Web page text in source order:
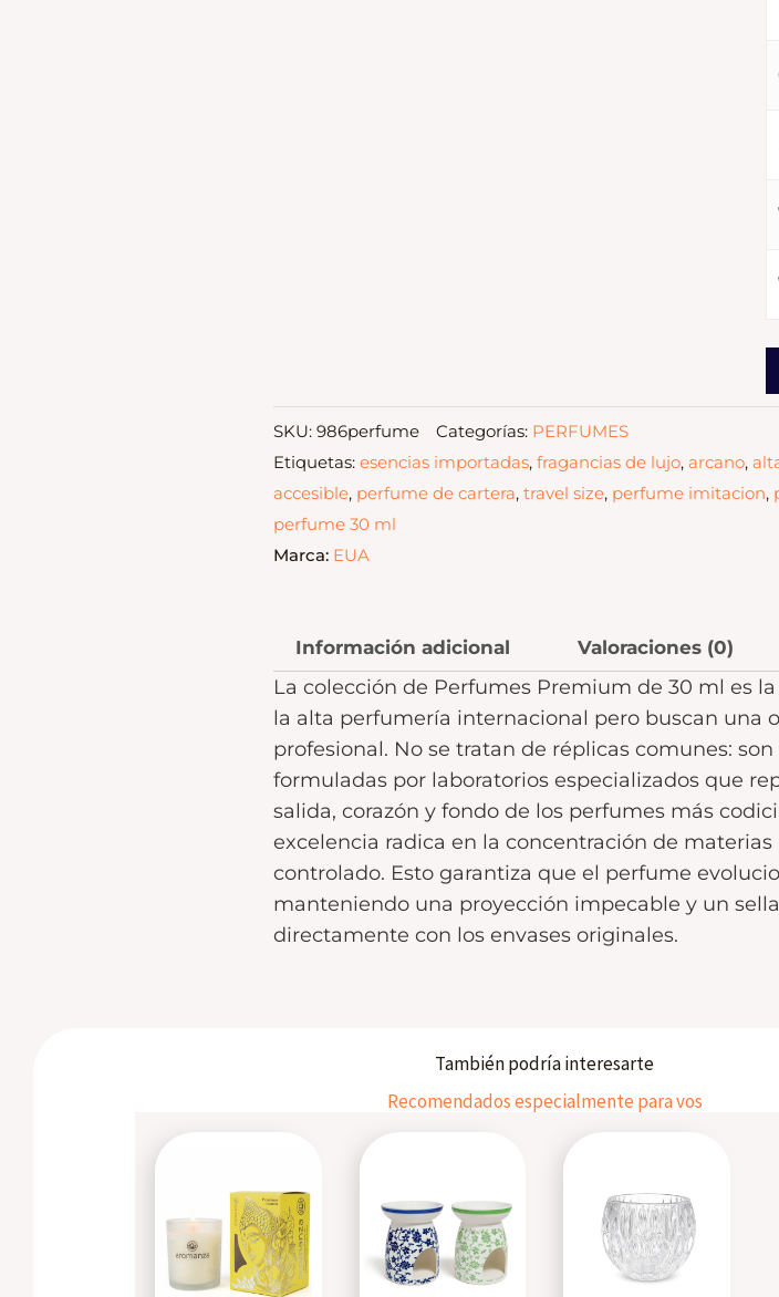
SKU: 986perfume Categorías: PERFUMES
Etiquetas: esencias importadas, fragancias de lujo, arcano,
accesible, perfume de cartera, travel size, perfume imitacion,
perfume 30 ml
Marca: EUA
Información adicional Valoraciones (0)
La colección de Perfumes Premium de 30 ml es
la alta perfumería internacional pero buscan una
profesional. No se tratan de réplicas comunes:
formuladas por laboratorios especializados que
salida, corazón y fondo de los perfumes más
excelencia radica en la concentración de
controlado. Esto garantiza que el perfume
manteniendo una proyección impecable y un
directamente con los envases originales.
También podría interesarte
Recomendados especialmente para vos
has
multiple
variants.
has
multiple
variants.